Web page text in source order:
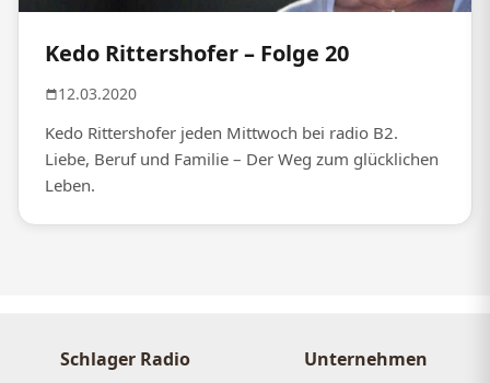
Kedo Rittershofer – Folge 20
12.03.2020
Kedo Rittershofer jeden Mittwoch bei radio B2.
Liebe, Beruf und Familie – Der Weg zum glücklichen
Leben.
Schlager Radio Unternehmen